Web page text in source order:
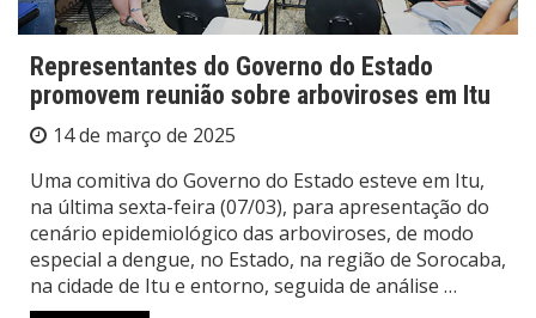
Representantes do Governo do Estado
promovem reunião sobre arboviroses em Itu
14 de março de 2025
Uma comitiva do Governo do Estado esteve em Itu,
na última sexta-feira (07/03), para apresentação do
cenário epidemiológico das arboviroses, de modo
especial a dengue, no Estado, na região de Sorocaba,
na cidade de Itu e entorno, seguida de análise …